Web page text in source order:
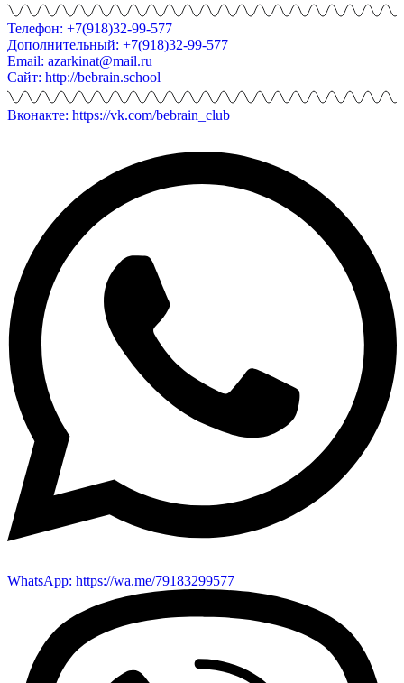
Телефон: +7(918)32-99-577
Дополнительный: +7(918)32-99-577
Email: azarkinat@mail.ru
Сайт: http://bebrain.school
Вконакте: https://vk.com/bebrain_club
WhatsApp: https://wa.me/79183299577